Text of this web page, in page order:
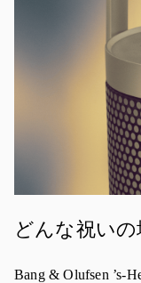
どんな祝い
Bang & Olufsen ’s-